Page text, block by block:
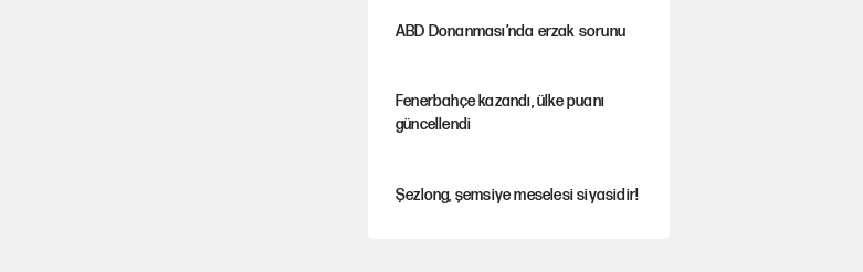
ABD Donanması’nda erzak sorunu
Fenerbahçe kazandı, ülke puanı
güncellendi
Şezlong, şemsiye meselesi siyasidir!